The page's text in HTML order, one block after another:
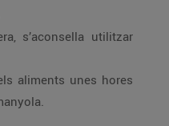
s’aconsella utilitzar
aliments unes hores